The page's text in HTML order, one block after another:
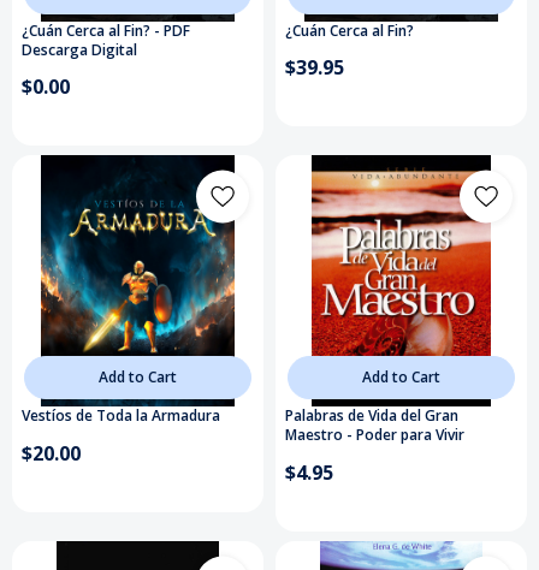
¿Cuán Cerca al Fin? - PDF
Descarga Digital
$0.00
¿Cuán Cerca al Fin?
$39.95
Add to Cart
Vestíos de Toda la Armadura
$20.00
Add to Cart
Palabras de Vida del Gran
Maestro - Poder para Vivir
$4.95